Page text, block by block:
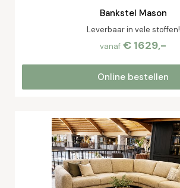
Bankstel Mason
Leverbaar in vele stoffen!
vanaf € 1629,-
Online bestellen